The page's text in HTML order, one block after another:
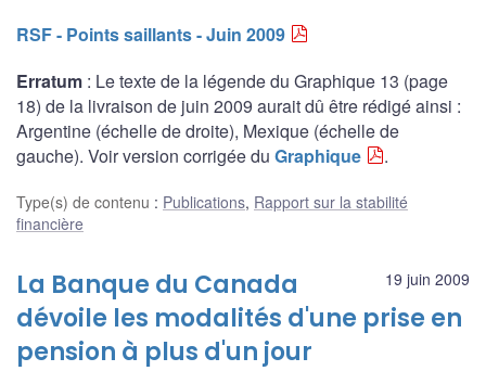
RSF - Points saillants - Juin 2009
Erratum : Le texte de la légende du Graphique 13 (page
18) de la livraison de juin 2009 aurait dû être rédigé ainsi :
Argentine (échelle de droite), Mexique (échelle de
gauche). Voir version corrigée du Graphique .
Type(s) de contenu : Publications, Rapport sur la stabilité
financière
19 juin 2009
La Banque du Canada
dévoile les modalités d'une prise en
pension à plus d'un jour